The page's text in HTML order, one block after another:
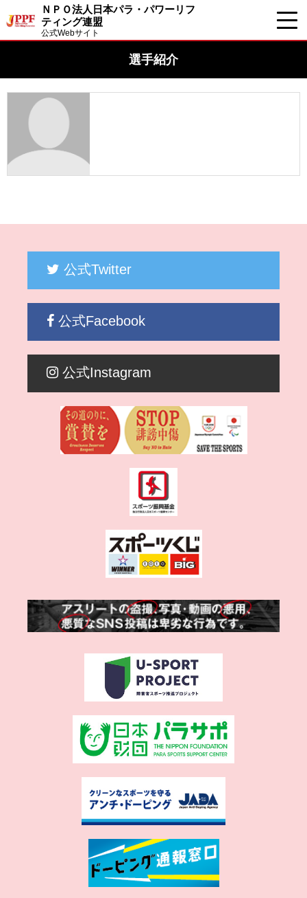
ＮＰＯ法人日本パラ・パワーリフ
ティング連盟
公式Webサイト
選手紹介
公式Twitter
公式Facebook
公式Instagram